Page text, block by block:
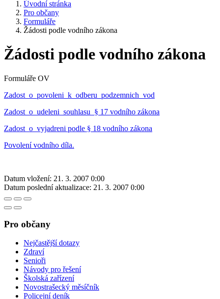
Úvodní stránka
Pro občany
Formuláře
Žádosti podle vodního zákona
Žádosti podle vodního zákona
Formuláře OV
Zadost_o_povoleni_k_odberu_podzemnich_vod
Zadost_o_udeleni_souhlasu_§ 17 vodního zákona
Zadost_o_vyjadreni podle § 18 vodního zákona
Povolení vodního díla.
Datum vložení: 21. 3. 2007 0:00
Datum poslední aktualizace: 21. 3. 2007 0:00
Pro občany
Nejčastější dotazy
Zdraví
Senioři
Návody pro řešení
Školská zařízení
Novostrašecký měsíčník
Policejní deník